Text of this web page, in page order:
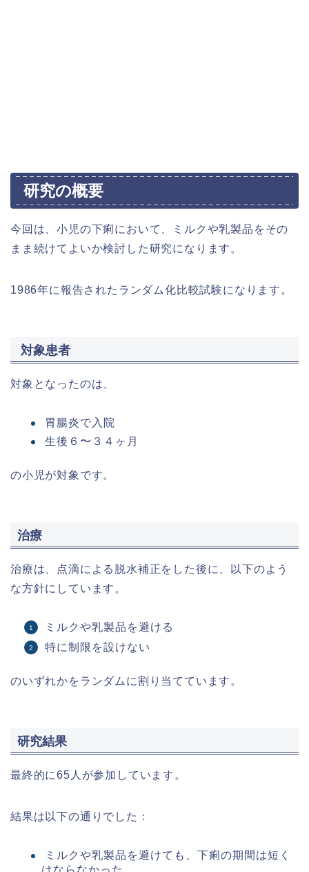
研究の概要
今回は、小児の下痢において、ミルクや乳製品をその
まま続けてよいか検討した研究になります。
1986年に報告されたランダム化比較試験になります。
対象患者
対象となったのは、
胃腸炎で入院
生後６〜３４ヶ月
の小児が対象です。
治療
治療は、点滴による脱水補正をした後に、以下のよう
な方針にしています。
ミルクや乳製品を避ける
特に制限を設けない
のいずれかをランダムに割り当てています。
研究結果
最終的に65人が参加しています。
結果は以下の通りでした：
ミルクや乳製品を避けても、下痢の期間は短く